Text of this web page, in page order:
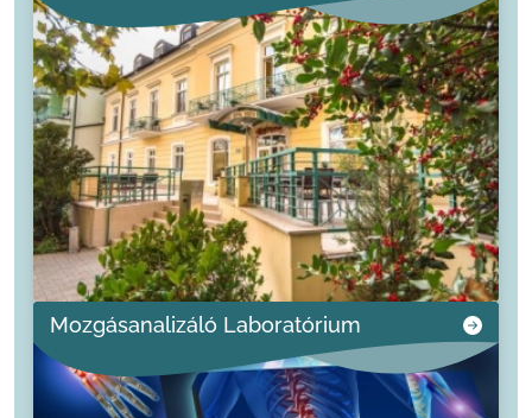
Mozgásanalizáló Laboratórium